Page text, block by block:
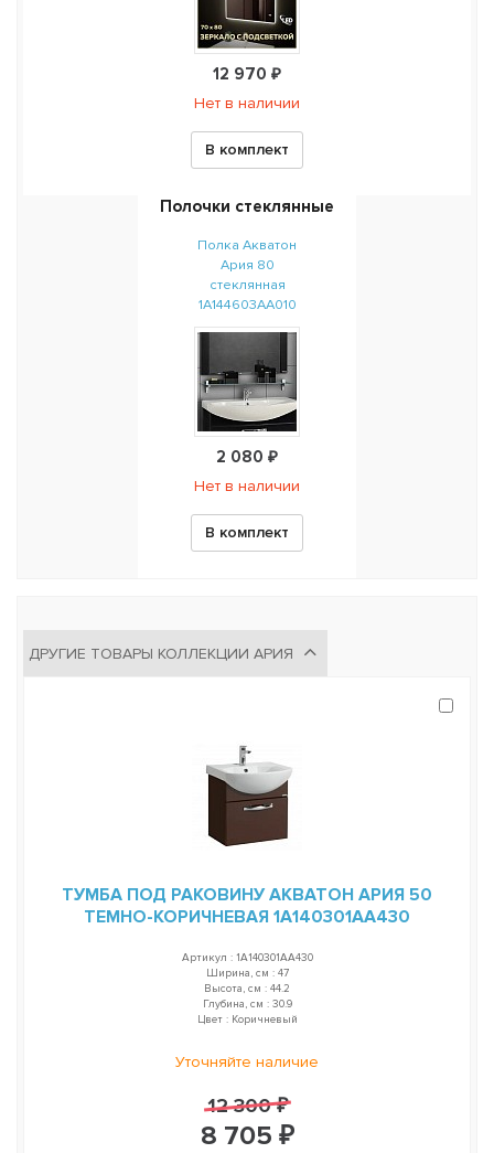
12 970 ₽
Нет в наличии
В комплект
Полочки стеклянные
Полка Акватон
Ария 80
стеклянная
1A144603AA010
2 080 ₽
Нет в наличии
В комплект
ДРУГИЕ ТОВАРЫ КОЛЛЕКЦИИ АРИЯ
ТУМБА ПОД РАКОВИНУ АКВАТОН АРИЯ 50
ТЕМНО-КОРИЧНЕВАЯ 1A140301AA430
Артикул : 1A140301AA430
Ширина, см : 47
Высота, см : 44.2
Глубина, см : 30.9
Цвет : Коричневый
Уточняйте наличие
12 300 ₽
8 705 ₽